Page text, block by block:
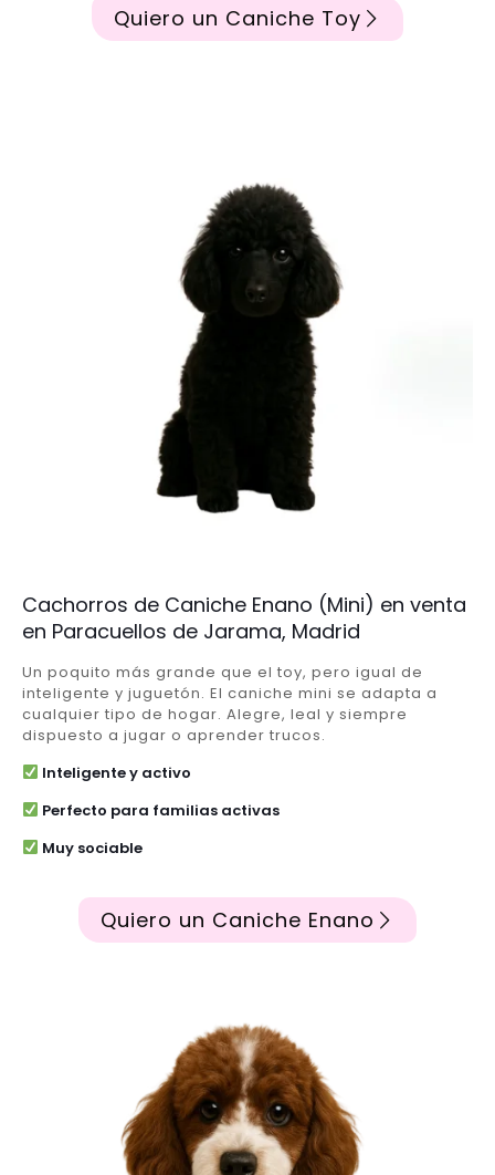
Quiero un Caniche Toy
Cachorros de Caniche Enano (Mini) en venta
en Paracuellos de Jarama, Madrid
Un poquito más grande que el toy, pero igual de
inteligente y juguetón. El caniche mini se adapta a
cualquier tipo de hogar. Alegre, leal y siempre
dispuesto a jugar o aprender trucos.
Inteligente y activo
Perfecto para familias activas
Muy sociable
Quiero un Caniche Enano